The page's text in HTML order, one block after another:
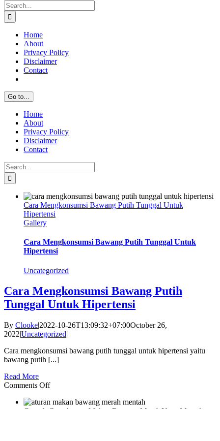
Search
for:
Home
About
Privacy Policy
Disclaimer
Contact
Go to...
Home
About
Privacy Policy
Disclaimer
Contact
Search
for:
Cara Mengkonsumsi Bawang Putih Tunggal Untuk
Hipertensi
Gallery
Cara Mengkonsumsi Bawang Putih Tunggal Untuk
Hipertensi
Uncategorized
Cara Mengkonsumsi Bawang Putih
Tunggal Untuk Hipertensi
By Clooke|2022-10-26T13:09:32+07:00October 26,
2022|Uncategorized|
Cara mengkonsumsi bawang putih tunggal untuk hipertensi yaitu
bawang putih [...]
Read More
Comments Offon
Mengkonsumsi
Bawang
Contoh Cara Aturan Makan Bawang Merah Yang Mentah